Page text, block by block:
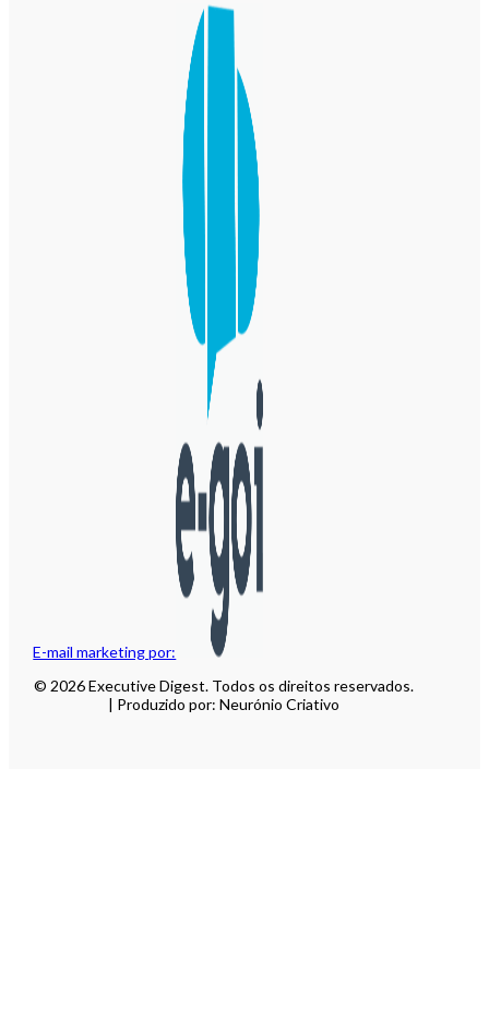
E-mail marketing por:
© 2026 Executive Digest. Todos os direitos reservados.
| Produzido por: Neurónio Criativo